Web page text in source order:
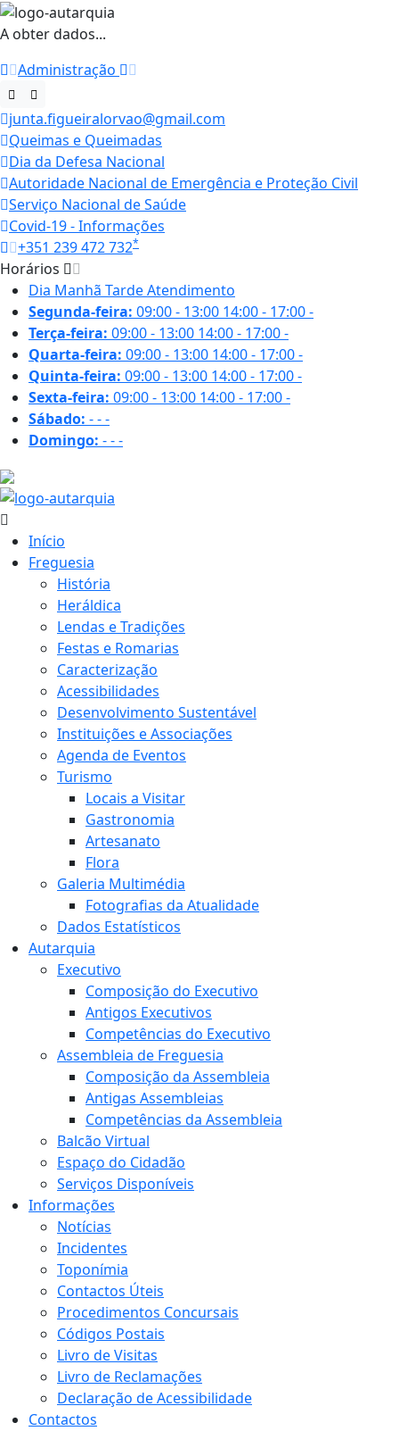
A obter dados...
Administração
junta.figueiralorvao@gmail.com
Queimas e Queimadas
Dia da Defesa Nacional
Autoridade Nacional de Emergência e Proteção Civil
Serviço Nacional de Saúde
Covid-19 - Informações
+351 239 472 732*
Horários
Dia Manhã TardeAtendimento
Segunda-feira: 09:00 - 13:00 14:00 - 17:00-
Terça-feira: 09:00 - 13:00 14:00 - 17:00-
Quarta-feira: 09:00 - 13:00 14:00 - 17:00-
Quinta-feira: 09:00 - 13:00 14:00 - 17:00-
Sexta-feira: 09:00 - 13:00 14:00 - 17:00-
Sábado: ---
Domingo: ---
Início
Freguesia
História
Heráldica
Lendas e Tradições
Festas e Romarias
Caracterização
Acessibilidades
Desenvolvimento Sustentável
Instituições e Associações
Agenda de Eventos
Turismo
Locais a Visitar
Gastronomia
Artesanato
Flora
Galeria Multimédia
Fotografias da Atualidade
Dados Estatísticos
Autarquia
Executivo
Composição do Executivo
Antigos Executivos
Competências do Executivo
Assembleia de Freguesia
Composição da Assembleia
Antigas Assembleias
Competências da Assembleia
Balcão Virtual
Espaço do Cidadão
Serviços Disponíveis
Informações
Notícias
Incidentes
Toponímia
Contactos Úteis
Procedimentos Concursais
Códigos Postais
Livro de Visitas
Livro de Reclamações
Declaração de Acessibilidade
Contactos